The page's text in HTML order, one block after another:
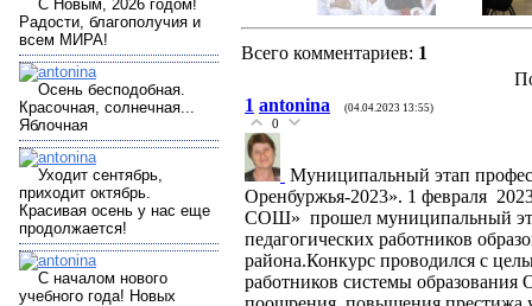
Всего комментариев: 1
1 antonina (04.04.2023 13:55)
0
Муниципальный этап
Оренбуржья-2023». 1 февраля
СОШ» прошел муниципальный
педагогических работников
района.Конкурс проводился с
работников системы образования